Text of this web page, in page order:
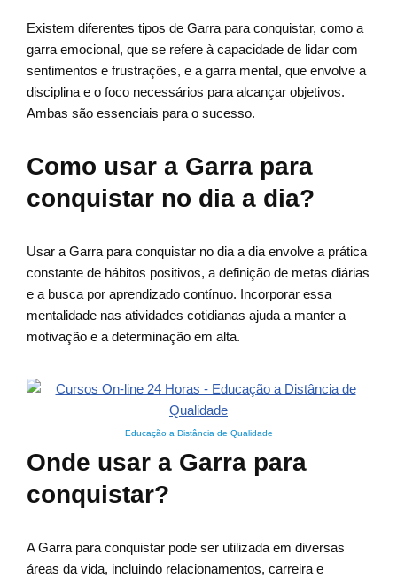
Existem diferentes tipos de Garra para conquistar, como a
garra emocional, que se refere à capacidade de lidar com
sentimentos e frustrações, e a garra mental, que envolve a
disciplina e o foco necessários para alcançar objetivos.
Ambas são essenciais para o sucesso.
Como usar a Garra para
conquistar no dia a dia?
Usar a Garra para conquistar no dia a dia envolve a prática
constante de hábitos positivos, a definição de metas diárias
e a busca por aprendizado contínuo. Incorporar essa
mentalidade nas atividades cotidianas ajuda a manter a
motivação e a determinação em alta.
Educação a Distância de Qualidade
Onde usar a Garra para
conquistar?
A Garra para conquistar pode ser utilizada em diversas
áreas da vida, incluindo relacionamentos, carreira e